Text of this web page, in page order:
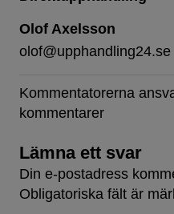
Olof Axelsson
olof@upphandling24.se
Kommentatorerna
kommentarer
Lämna ett svar
Din e-postadress
Obligatoriska fält är